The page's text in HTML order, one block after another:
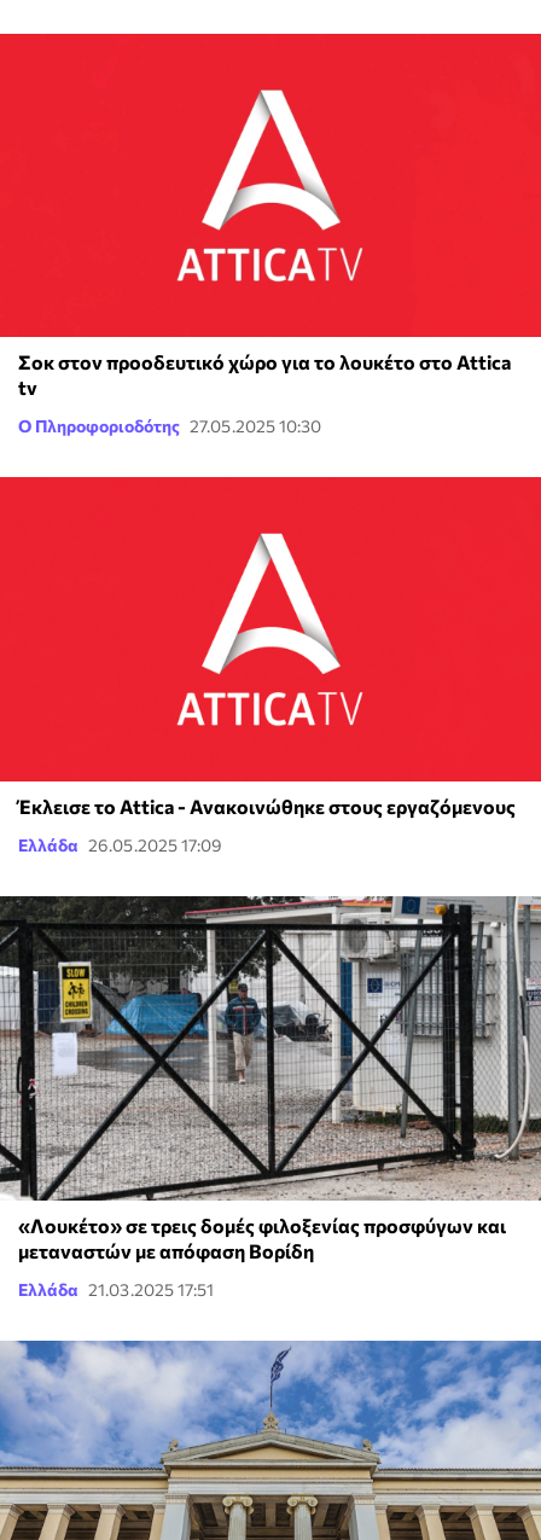
Σοκ στον προοδευτικό χώρο για το λουκέτο στο Attica
tv
Ο Πληροφοριοδότης 27.05.2025 10:30
Έκλεισε το Attica - Ανακοινώθηκε στους εργαζόμενους
Ελλάδα 26.05.2025 17:09
«Λουκέτο» σε τρεις δομές φιλοξενίας προσφύγων και
μεταναστών με απόφαση Βορίδη
Ελλάδα 21.03.2025 17:51